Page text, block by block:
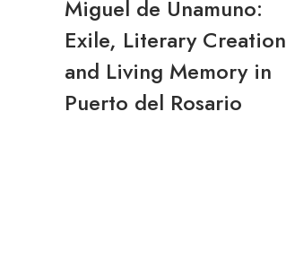
Miguel de Unamuno:
Exile, Literary Creation
and Living Memory in
Puerto del Rosario